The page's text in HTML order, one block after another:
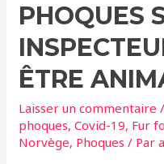
à
la
pollution
au
mercure
PHOQUES
ÊTRE
Laisser un commentaire /
phoques,Covid-19, Fur
Norvège, Phoques / Par